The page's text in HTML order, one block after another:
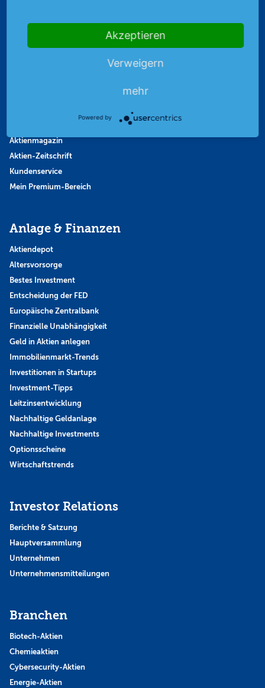
Aktienmagazin
Aktien-Zeitschrift
Kundenservice
Mein Premium-Bereich
Anlage & Finanzen
Aktiendepot
Altersvorsorge
Bestes Investment
Entscheidung der FED
Europäische Zentralbank
Finanzielle Unabhängigkeit
Geld in Aktien anlegen
Immobilienmarkt-Trends
Investitionen in Startups
Investment-Tipps
Leitzinsentwicklung
Nachhaltige Geldanlage
Nachhaltige Investments
Optionsscheine
Wirtschaftstrends
Investor Relations
Berichte & Satzung
Hauptversammlung
Unternehmen
Unternehmensmitteilungen
Branchen
Biotech-Aktien
Chemieaktien
Cybersecurity-Aktien
Energie-Aktien
Akzeptieren
Verweigern
mehr
Powered by